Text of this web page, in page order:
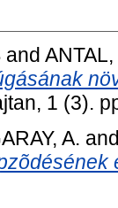
and
1 (3).
A.